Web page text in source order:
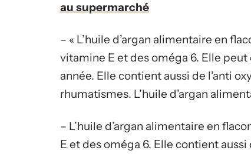
au supermarché
– « L’huile d’argan alimentaire en
vitamine E et des oméga 6. Elle
année. Elle contient aussi de l’anti
rhumatismes. L’huile d’argan
– L’huile d’argan alimentaire en
E et des oméga 6. Elle contient